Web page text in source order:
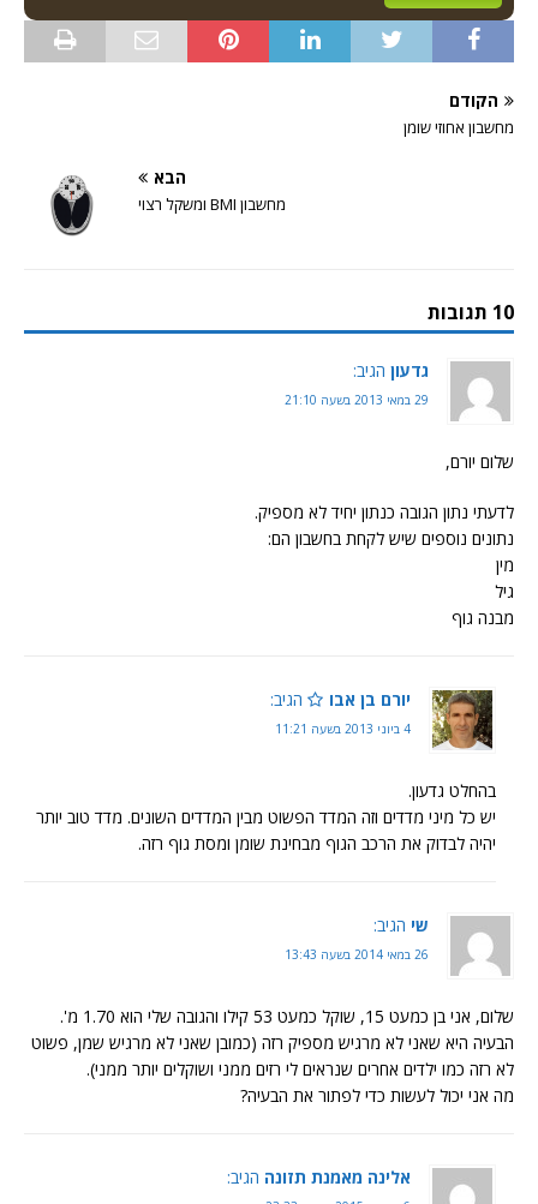
הקודם
מחשבון אחוזי שומן
הבא
מחשבון BMI ומשקל רצוי
10 תגובות
גדעון הגיב:
29 במאי 2013 בשעה 21:10
שלום יורם,
לדעתי נתון הגובה כנתון יחיד לא מספיק.
נתונים נוספים שיש לקחת בחשבון הם:
מין
גיל
מבנה גוף
יורם בן אבו הגיב:
4 ביוני 2013 בשעה 11:21
בהחלט גדעון.
יש כל מיני מדדים וזה המדד הפשוט מבין המדדים השונים. מדד טוב יותר
יהיה לבדוק את הרכב הגוף מבחינת שומן ומסת גוף רזה.
שי הגיב:
26 במאי 2014 בשעה 13:43
שלום, אני בן כמעט 15, שוקל כמעט 53 קילו והגובה שלי הוא 1.70 מ'.
הבעיה היא שאני לא מרגיש מספיק רזה (כמובן שאני לא מרגיש שמן, פשוט
לא רזה כמו ילדים אחרים שנראים לי רזים ממני ושוקלים יותר ממני).
מה אני יכול לעשות כדי לפתור את הבעיה?
אלינה מאמנת תזונה הגיב: